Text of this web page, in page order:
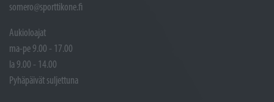
somero@sporttikone.fi
Aukioloajat
ma-pe 9.00 - 17.00
la 9.00 - 14.00
Pyhäpäivät suljettuna